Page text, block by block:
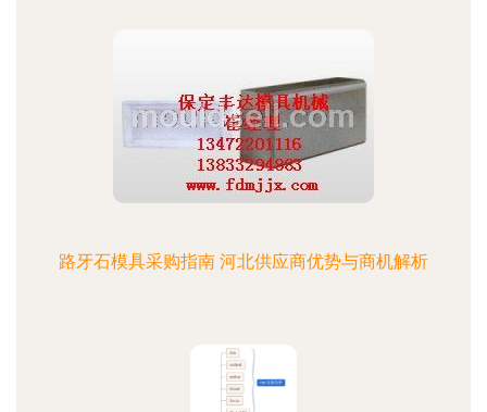
路牙石模具采购指南 河北供应商优势与商机解析